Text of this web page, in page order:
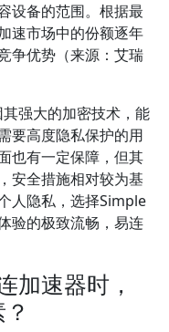
设备的范围。根据最
速市场中的份额逐年
争优势（来源：艾瑞
强大的加密技术，能
要高度隐私保护的用
也有一定保障，但其
安全措施相对较为基
人隐私，选择Simple
验的极致流畅，易连
加速器时，